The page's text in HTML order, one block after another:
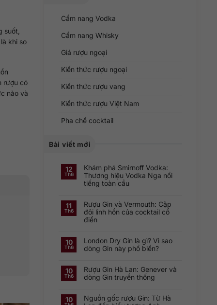
suốt,
khi so
rượu có
nào và
Cẩm nang Vodka
Cẩm nang Whisky
Giá rượu ngoại
Kiến thức rượu ngoại
Kiến thức rượu vang
Kiến thức rượu Việt Nam
Pha chế cocktail
Bài viết mới
12
Th6
Khám phá Smirnoff Vodka:
Thương hiệu Vodka Nga nổi
tiếng toàn cầu
bình
luận
ở
Khám
phá
Thương
hiệu
Vodka
tiếng
toàn
cầu
11
Th6
Rượu Gin và Vermouth: Cặp
đôi linh hồn của cocktail cổ
điển
bình
luận
ở
Vermouth:
Cặp
của
cocktail
10
Th6
London Dry Gin là gì? Vì sao
dòng Gin này phổ biến?
bình
luận
ở
là
10
Th6
Rượu Gin Hà Lan: Genever và
dòng Gin truyền thống
bình
luận
10
Nguồn gốc rượu Gin: Từ Hà